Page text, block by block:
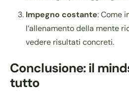
Impegno costante: Come
l’allenamento della mente
vedere risultati concreti.
Conclusione: il
tutto